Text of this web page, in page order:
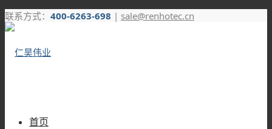
联系方式： 400-6263-698 | sale@renhotec.cn
首页